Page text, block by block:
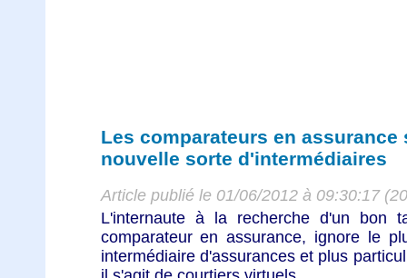
Les comparateurs en
nouvelle sorte d'intermédiaires
Article publié le 01/06/2012 à 09:30:17
L'internaute à la recherche d'un bon
comparateur en assurance, ignore le
intermédiaire d'assurances et plus